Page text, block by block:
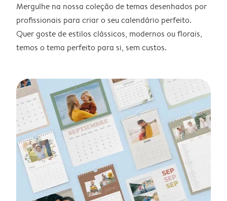
Mergulhe na nossa coleção de temas desenhados por
profissionais para criar o seu calendário perfeito.
Quer goste de estilos clássicos, modernos ou florais,
temos o tema perfeito para si, sem custos.